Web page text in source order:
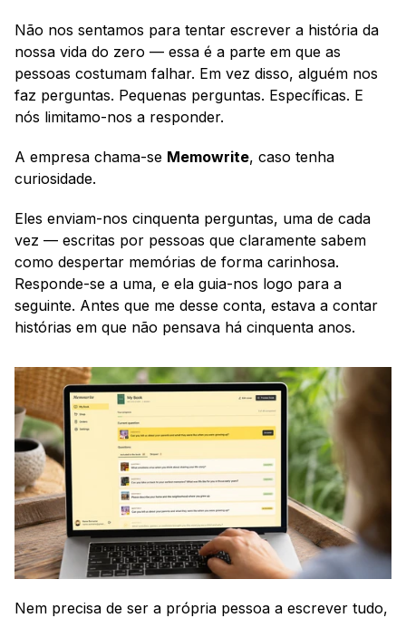
Não nos sentamos para tentar escrever a história da
nossa vida do zero — essa é a parte em que as
pessoas costumam falhar. Em vez disso, alguém nos
faz perguntas. Pequenas perguntas. Específicas. E
nós limitamo-nos a responder.
A empresa chama-se Memowrite, caso tenha
curiosidade.
Eles enviam-nos cinquenta perguntas, uma de cada
vez — escritas por pessoas que claramente sabem
como despertar memórias de forma carinhosa.
Responde-se a uma, e ela guia-nos logo para a
seguinte. Antes que me desse conta, estava a contar
histórias em que não pensava há cinquenta anos.
Nem precisa de ser a própria pessoa a escrever tudo,